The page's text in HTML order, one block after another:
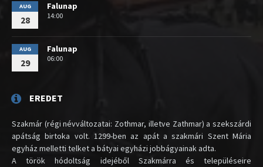
AUG
28
Falunap
14:00
AUG
29
Falunap
06:00
EREDET
Szakmár (régi névváltozatai: Zothmar, illetve Zathmar) a szekszárdi
apátság birtoka volt. 1299-ben az apát a szakmári Szent Mária
egyház melletti telket a bátyai egyházi jobbágyainak adta.
A török hódoltság idejéből Szakmárra és településeire